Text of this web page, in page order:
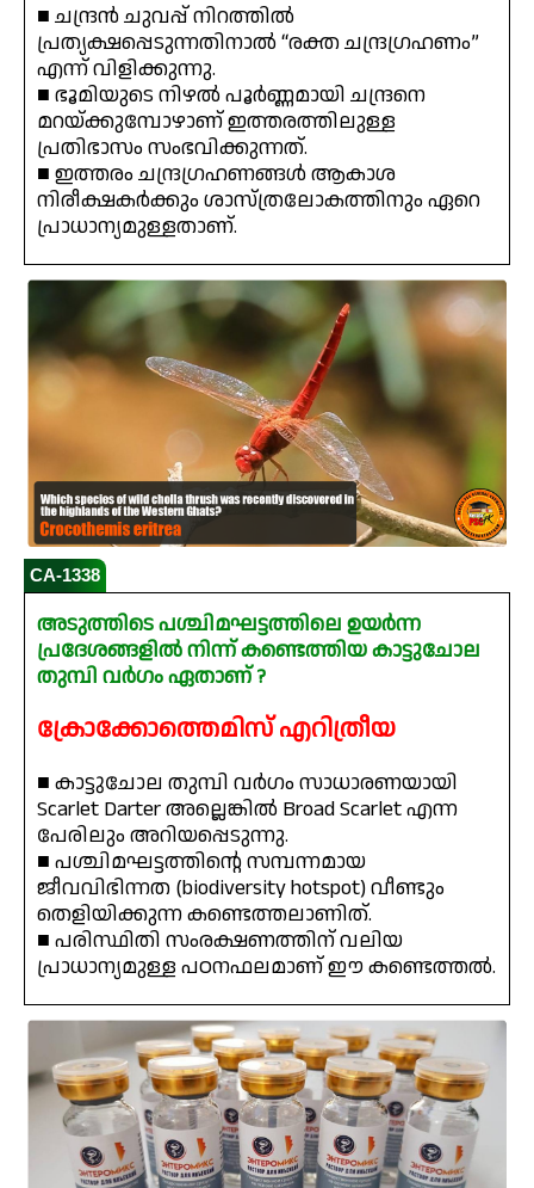
■ ചന്ദ്രൻ ചുവപ്പ് നിറത്തിൽ
പ്രത്യക്ഷപ്പെടുന്നതിനാൽ “രക്ത ചന്ദ്രഗ്രഹണം”
എന്ന് വിളിക്കുന്നു.
■ ഭൂമിയുടെ നിഴൽ പൂർണ്ണമായി ചന്ദ്രനെ
മറയ്ക്കുമ്പോഴാണ് ഇത്തരത്തിലുള്ള
പ്രതിഭാസം സംഭവിക്കുന്നത്.
■ ഇത്തരം ചന്ദ്രഗ്രഹണങ്ങൾ ആകാശ
നിരീക്ഷകർക്കും ശാസ്ത്രലോകത്തിനും ഏറെ
പ്രാധാന്യമുള്ളതാണ്.
CA-1338
അടുത്തിടെ പശ്ചിമഘട്ടത്തിലെ ഉയർന്ന
പ്രദേശങ്ങളിൽ നിന്ന് കണ്ടെത്തിയ കാട്ടുചോല
തുമ്പി വർഗം ഏതാണ് ?
ക്രോക്കോത്തെമിസ് എറിത്രീയ
■ കാട്ടുചോല തുമ്പി വർഗം സാധാരണയായി
Scarlet Darter അല്ലെങ്കിൽ Broad Scarlet എന്ന
പേരിലും അറിയപ്പെടുന്നു.
■ പശ്ചിമഘട്ടത്തിന്റെ സമ്പന്നമായ
ജീവവിഭിന്നത (biodiversity hotspot) വീണ്ടും
തെളിയിക്കുന്ന കണ്ടെത്തലാണിത്.
■ പരിസ്ഥിതി സംരക്ഷണത്തിന് വലിയ
പ്രാധാന്യമുള്ള പഠനഫലമാണ് ഈ കണ്ടെത്തൽ.